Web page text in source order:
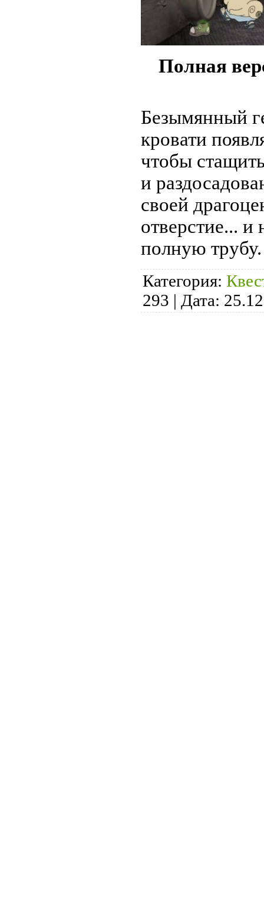
Полная
Безымянный
кровати
чтобы
и
своей
отверстие... и
полную
Категория:
293 | Дата: